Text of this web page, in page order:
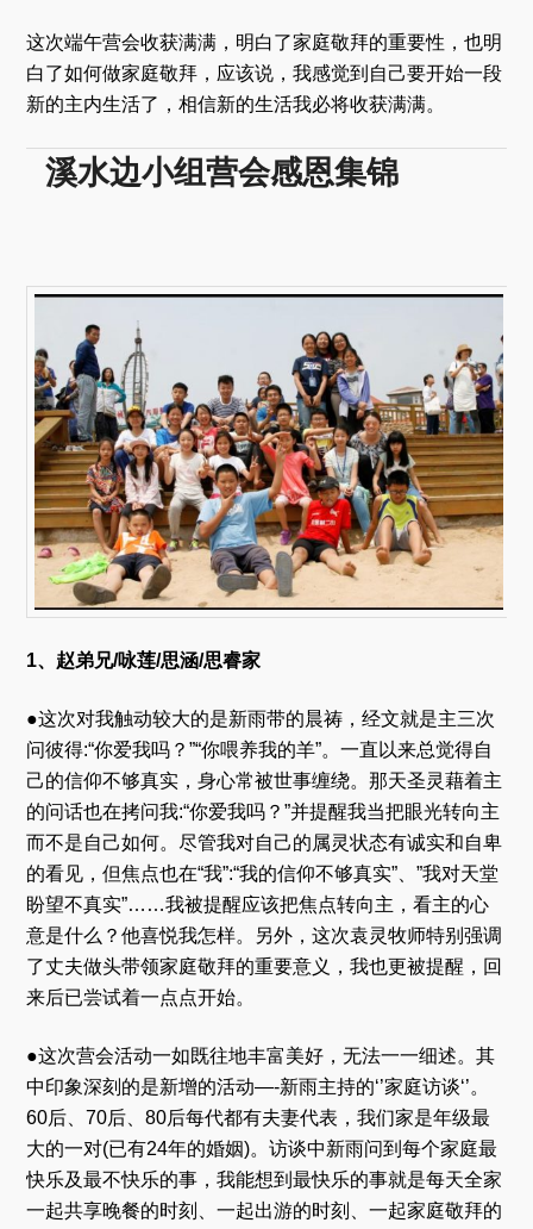
这次端午营会收获满满，明白了家庭敬拜的重要性，也明
白了如何做家庭敬拜，应该说，我感觉到自己要开始一段
新的主内生活了，相信新的生活我必将收获满满。
溪水边小组营会感恩集锦
1、赵弟兄/咏莲/思涵/思睿家
●这次对我触动较大的是新雨带的晨祷，经文就是主三次
问彼得:“你爱我吗？”“你喂养我的羊”。一直以来总觉得自
己的信仰不够真实，身心常被世事缠绕。那天圣灵藉着主
的问话也在拷问我:“你爱我吗？”并提醒我当把眼光转向主
而不是自己如何。尽管我对自己的属灵状态有诚实和自卑
的看见，但焦点也在“我”:“我的信仰不够真实”、”我对天堂
盼望不真实”……我被提醒应该把焦点转向主，看主的心
意是什么？他喜悦我怎样。另外，这次袁灵牧师特别强调
了丈夫做头带领家庭敬拜的重要意义，我也更被提醒，回
来后已尝试着一点点开始。
●这次营会活动一如既往地丰富美好，无法一一细述。其
中印象深刻的是新增的活动—-新雨主持的‘’家庭访谈‘’。
60后、70后、80后每代都有夫妻代表，我们家是年级最
大的一对(已有24年的婚姻)。访谈中新雨问到每个家庭最
快乐及最不快乐的事，我能想到最快乐的事就是每天全家
一起共享晚餐的时刻、一起出游的时刻、一起家庭敬拜的